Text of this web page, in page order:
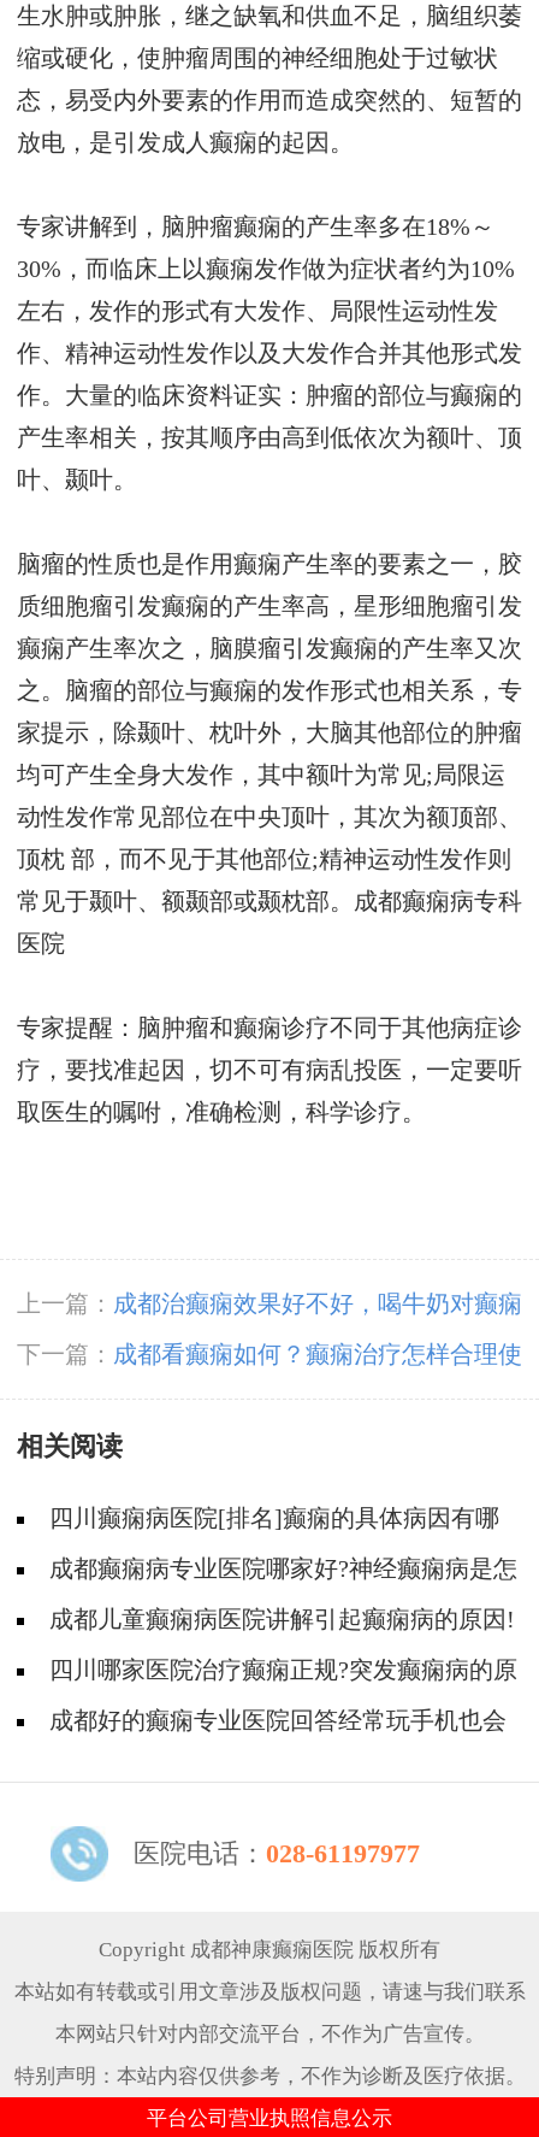
生水肿或肿胀，继之缺氧和供血不足，脑组织萎
缩或硬化，使肿瘤周围的神经细胞处于过敏状
态，易受内外要素的作用而造成突然的、短暂的
放电，是引发成人癫痫的起因。
专家讲解到，脑肿瘤癫痫的产生率多在18%～
30%，而临床上以癫痫发作做为症状者约为10%
左右，发作的形式有大发作、局限性运动性发
作、精神运动性发作以及大发作合并其他形式发
作。大量的临床资料证实：肿瘤的部位与癫痫的
产生率相关，按其顺序由高到低依次为额叶、顶
叶、颞叶。
脑瘤的性质也是作用癫痫产生率的要素之一，胶
质细胞瘤引发癫痫的产生率高，星形细胞瘤引发
癫痫产生率次之，脑膜瘤引发癫痫的产生率又次
之。脑瘤的部位与癫痫的发作形式也相关系，专
家提示，除颞叶、枕叶外，大脑其他部位的肿瘤
均可产生全身大发作，其中额叶为常见;局限运
动性发作常见部位在中央顶叶，其次为额顶部、
顶枕 部，而不见于其他部位;精神运动性发作则
常见于颞叶、额颞部或颞枕部。 成都癫痫病专科
医院
专家提醒：脑肿瘤和癫痫诊疗不同于其他病症诊
疗，要找准起因，切不可有病乱投医，一定要听
取医生的嘱咐，准确检测，科学诊疗。
上一篇： 成都治癫痫效果好不好，喝牛奶对癫痫
病患者有好处吗？
下一篇： 成都看癫痫如何？癫痫治疗怎样合理使
用抗癫痫药物？
相关阅读
四川癫痫病医院[排名]癫痫的具体病因有哪
些?成都癫痫病专业医院哪家好?神经癫痫病是怎
么引起的?
成都儿童癫痫病医院讲解引起癫痫病的原因!
四川哪家医院治疗癫痫正规?突发癫痫病的原
因是什么?
成都好的癫痫专业医院回答经常玩手机也会
医院电话： 028-61197977
Copyright 成都神康癫痫医院 版权所有
本站如有转载或引用文章涉及版权问题，请速与我们联系
本网站只针对内部交流平台，不作为广告宣传。
特别声明：本站内容仅供参考，不作为诊断及医疗依据。
平台公司营业执照信息公示